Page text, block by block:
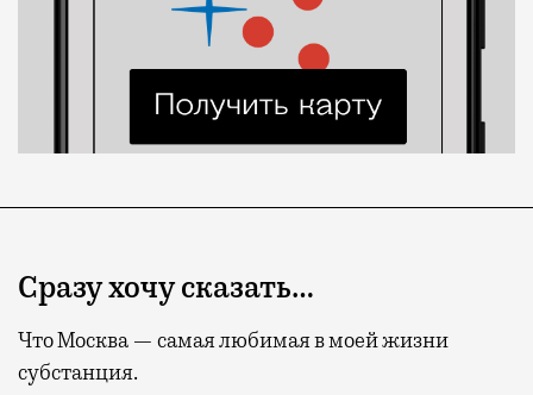
Сразу хочу сказать…
Что Москва — самая любимая в моей жизни
субстанция.